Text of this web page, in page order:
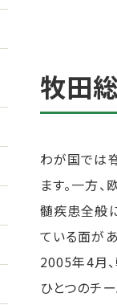
牧田
わが国では
ます。一方
髄疾患全般
ている面があ
2005年4月
ひとつのチ